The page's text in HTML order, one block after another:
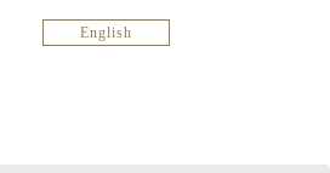
English